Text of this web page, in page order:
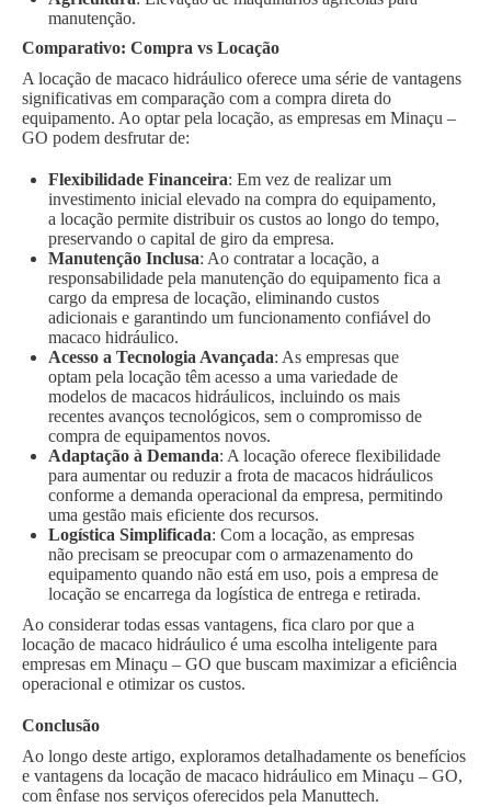
manutenção.
Comparativo: Compra vs Locação
A locação de macaco hidráulico oferece uma série de vantagens
significativas em comparação com a compra direta do
equipamento. Ao optar pela locação, as empresas em Minaçu –
GO podem desfrutar de:
Flexibilidade Financeira: Em vez de realizar um
investimento inicial elevado na compra do equipamento,
a locação permite distribuir os custos ao longo do tempo,
preservando o capital de giro da empresa.
Manutenção Inclusa: Ao contratar a locação, a
responsabilidade pela manutenção do equipamento fica a
cargo da empresa de locação, eliminando custos
adicionais e garantindo um funcionamento confiável do
macaco hidráulico.
Acesso a Tecnologia Avançada: As empresas que
optam pela locação têm acesso a uma variedade de
modelos de macacos hidráulicos, incluindo os mais
recentes avanços tecnológicos, sem o compromisso de
compra de equipamentos novos.
Adaptação à Demanda: A locação oferece flexibilidade
para aumentar ou reduzir a frota de macacos hidráulicos
conforme a demanda operacional da empresa, permitindo
uma gestão mais eficiente dos recursos.
Logística Simplificada: Com a locação, as empresas
não precisam se preocupar com o armazenamento do
equipamento quando não está em uso, pois a empresa de
locação se encarrega da logística de entrega e retirada.
Ao considerar todas essas vantagens, fica claro por que a
locação de macaco hidráulico é uma escolha inteligente para
empresas em Minaçu – GO que buscam maximizar a eficiência
operacional e otimizar os custos.
Conclusão
Ao longo deste artigo, exploramos detalhadamente os benefícios
e vantagens da locação de macaco hidráulico em Minaçu – GO,
com ênfase nos serviços oferecidos pela Manuttech.